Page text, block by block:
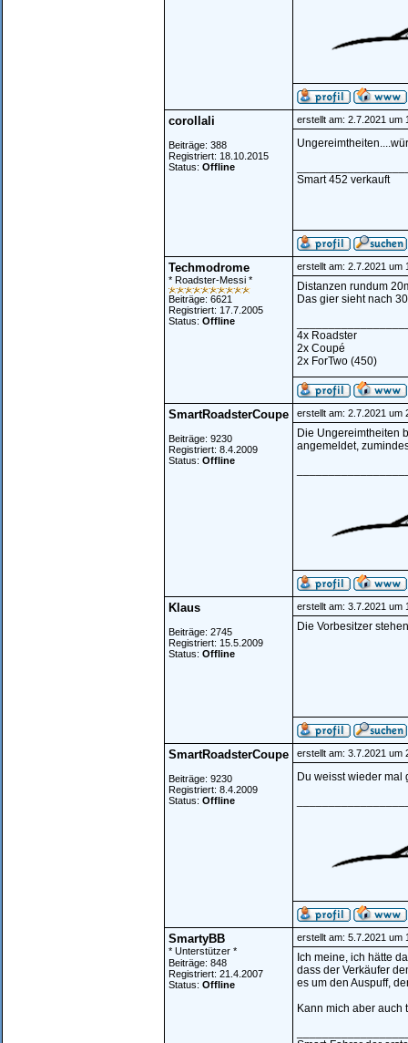
corollali
Beiträge: 388
Registriert: 18.10.2015
Status: Offline
erstellt am: 2.7.2021 um
Smart 452 verkauft
Techmodrome
* Roadster-Messi *
Beiträge: 6621
Registriert: 17.7.2005
Status: Offline
erstellt am: 2.7.2021 um
Distanzen rundum
Das gier sieht nach
4x Roadster
2x Coupé
2x ForTwo (450)
SmartRoadsterCoupe
Beiträge: 9230
Registriert: 8.4.2009
Status: Offline
erstellt am: 2.7.2021 um
Die Ungereimtheiten
angemeldet,
Klaus
Beiträge: 2745
Registriert: 15.5.2009
Status: Offline
erstellt am: 3.7.2021 um
Die Vorbesitzer
SmartRoadsterCoupe
Beiträge: 9230
Registriert: 8.4.2009
Status: Offline
erstellt am: 3.7.2021 um
Du weisst wieder
SmartyBB
* Unterstützer *
Beiträge: 848
Registriert: 21.4.2007
Status: Offline
erstellt am: 5.7.2021 um
Ich meine, ich hätte
dass der Verkäufer
es um den Auspuff,
Kann mich aber auch